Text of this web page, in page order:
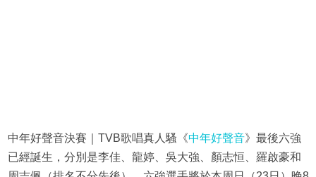
中年好聲音決賽｜TVB歌唱真人騷《中年好聲音》最後六強
已經誕生，分別是李佳、龍婷、吳大強、顏志恒、羅啟豪和